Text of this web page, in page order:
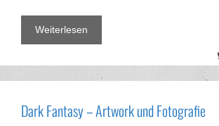
Weiterlesen
Dark Fantasy – Artwork und Fotografie